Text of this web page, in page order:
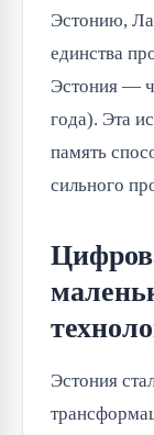
Эстонию,
единства
Эстония —
года). Эта
память
сильного
Эстония